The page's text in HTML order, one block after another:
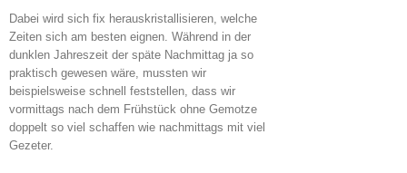
Dabei wird sich fix herauskristallisieren, welche
Zeiten sich am besten eignen. Während in der
dunklen Jahreszeit der späte Nachmittag ja so
praktisch gewesen wäre, mussten wir
beispielsweise schnell feststellen, dass wir
vormittags nach dem Frühstück ohne Gemotze
doppelt so viel schaffen wie nachmittags mit viel
Gezeter.